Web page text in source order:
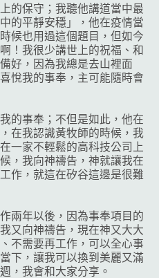
的保守；我聽他講道當中最
的平靜安穩」，他在疫情當
候也用過這個題目，但如今
！我很少講世上的祝福、和
好，因為我總是去山裡面
悅我的事奉，主可能隨時會
的事奉；不但是如此，他在
在我認識黃牧師的時候，我
一家不輕鬆的高科技公司上
，我向神禱告，神就讓我在
作，就這在矽谷這邊是很難
兩年以後，因為事奉項目的
又向神禱告，現在神又大大
不需要再工作，可以全心事
下，讓我可以換到美麗又滿
，我會和大家分享。